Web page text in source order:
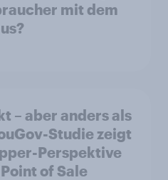
mit dem
– aber anders als
Studie zeigt
Perspektive
of Sale